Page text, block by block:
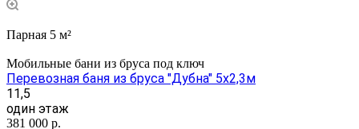
Парная 5 м²
Мобильные бани из бруса под ключ
Перевозная баня из бруса "Дубна" 5х2,3м
11,5
один этаж
381 000 р.